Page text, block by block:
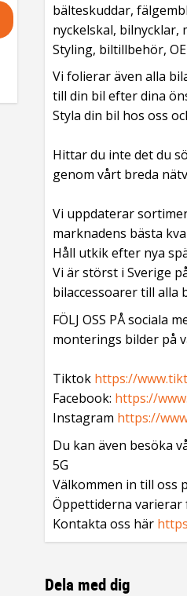
bälteskuddar,
nyckelskal, bilnycklar,
Styling, biltillbehör,
Vi folierar även alla
till din bil efter dina
Styla din bil hos oss
Hittar du inte det du
genom vårt breda
Vi uppdaterar
marknadens bästa
Håll utkik efter nya
Vi är störst i Sverige
bilaccessoarertill alla
FÖLJ OSS PÅ
monterings bilder på
Tiktok https://
Facebook: https://
Instagram https://
Du kan även besöka
5G
Välkommen in till oss
Öppettiderna
Kontakta oss här
Dela med dig